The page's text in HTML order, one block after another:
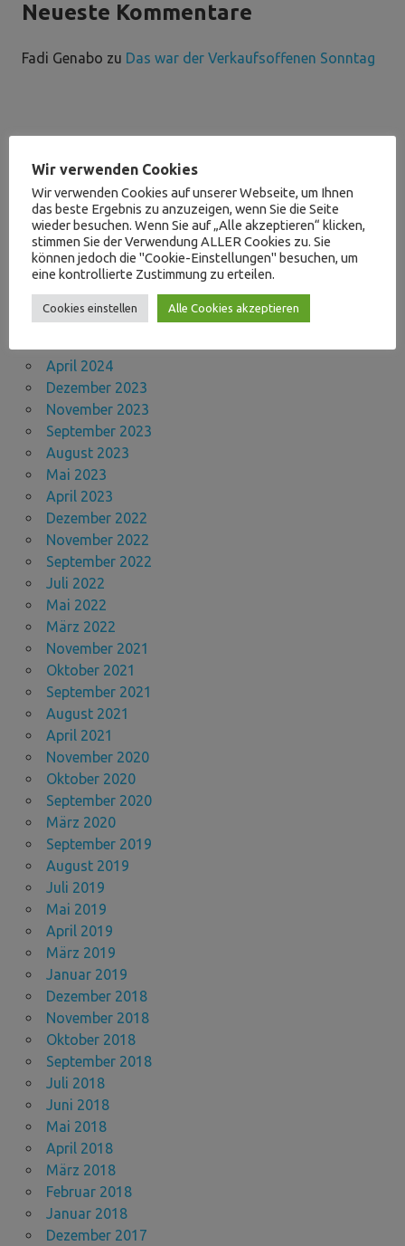
Neueste Kommentare
Fadi Genabo zu Das war der Verkaufsoffenen Sonntag
Archive
Mai 2026
April 2026
März 2026
September 2025
Mai 2025
November 2024
April 2024
Dezember 2023
November 2023
September 2023
August 2023
Mai 2023
April 2023
Dezember 2022
November 2022
September 2022
Juli 2022
Mai 2022
März 2022
November 2021
Oktober 2021
September 2021
August 2021
April 2021
November 2020
Oktober 2020
September 2020
März 2020
September 2019
August 2019
Juli 2019
Mai 2019
April 2019
März 2019
Januar 2019
Dezember 2018
November 2018
Oktober 2018
September 2018
Juli 2018
Juni 2018
Mai 2018
April 2018
März 2018
Februar 2018
Januar 2018
Dezember 2017
Wir verwenden Cookies
Wir verwenden Cookies auf unserer Webseite, um Ihnen
das beste Ergebnis zu anzuzeigen, wenn Sie die Seite
wieder besuchen. Wenn Sie auf „Alle akzeptieren“ klicken,
stimmen Sie der Verwendung ALLER Cookies zu. Sie
können jedoch die "Cookie-Einstellungen" besuchen, um
eine kontrollierte Zustimmung zu erteilen.
Cookies einstellen Alle Cookies akzeptieren